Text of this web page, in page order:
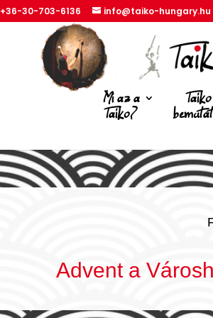
+36-30-703-6136 info@taiko-hungary.hu
Mi az a
Taiko?
Taiko
Advent a